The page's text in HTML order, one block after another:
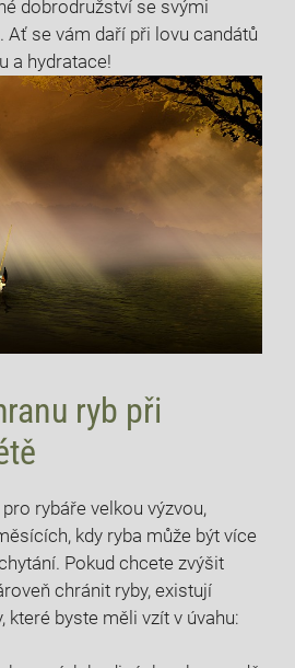
dobrodružství se‌ svými
‌Ať se vám daří při lovu candátů
a hydratace!
ryb při
rybáře velkou výzvou,‌
kdy ryba může být více
Pokud chcete⁣ zvýšit
chránit ryby,‍ existují
⁤které​ byste ⁣měli ⁣vzít v úvahu: